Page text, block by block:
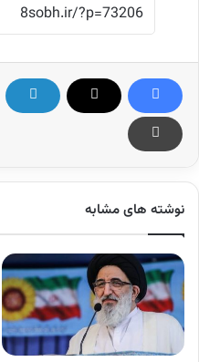
نوشته های مشابه